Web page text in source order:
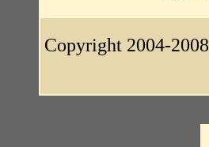
Copyright 2004-2008